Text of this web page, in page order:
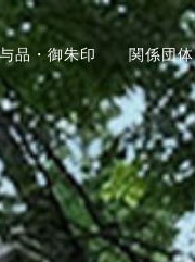
品・御朱印 関係団体